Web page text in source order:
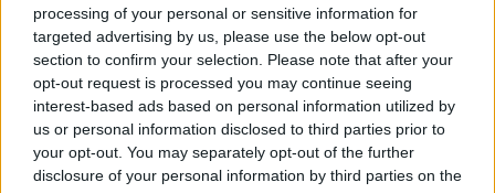
processing of your personal or sensitive information for
targeted advertising by us, please use the below opt-out
section to confirm your selection. Please note that after your
opt-out request is processed you may continue seeing
interest-based ads based on personal information utilized by
us or personal information disclosed to third parties prior to
your opt-out. You may separately opt-out of the further
disclosure of your personal information by third parties on the